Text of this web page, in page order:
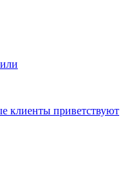
клиенты приветствуют